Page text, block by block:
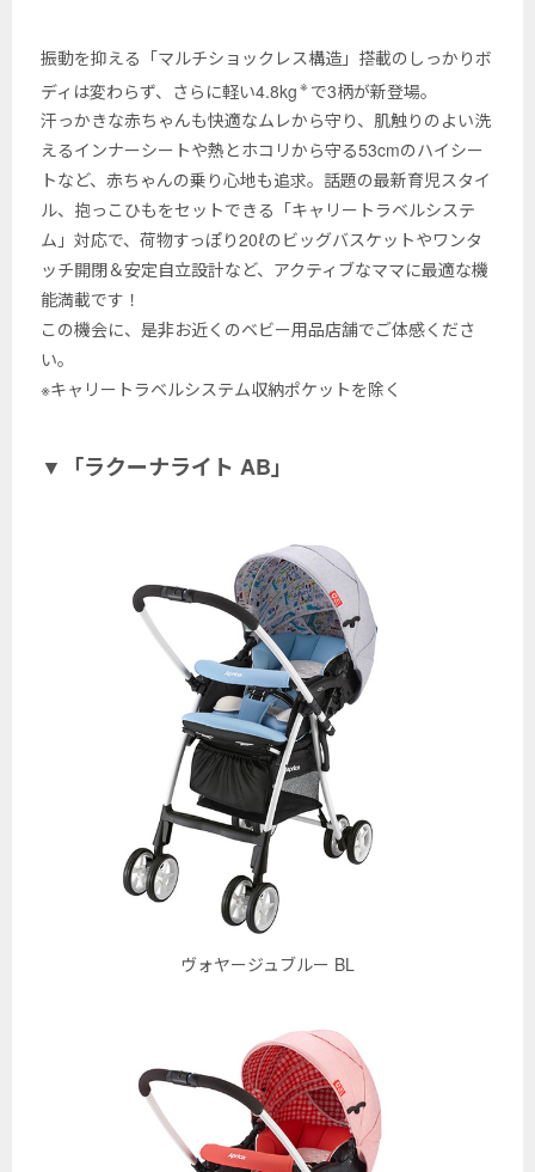
振動を抑える「マルチショックレス構造」搭載のしっかりボ
ディは変わらず、さらに軽い4.8kg※で3柄が新登場。
汗っかきな赤ちゃんも快適なムレから守り、肌触りのよい洗
えるインナーシートや熱とホコリから守る53cmのハイシー
トなど、赤ちゃんの乗り心地も追求。話題の最新育児スタイ
ル、抱っこひもをセットできる「キャリートラベルシステ
ム」対応で、荷物すっぽり20ℓのビッグバスケットやワンタ
ッチ開閉＆安定自立設計など、アクティブなママに最適な機
能満載です！
この機会に、是非お近くのベビー用品店舗でご体感くださ
い。
※キャリートラベルシステム収納ポケットを除く
▼「ラクーナライト AB」
ヴォヤージュブルー BL